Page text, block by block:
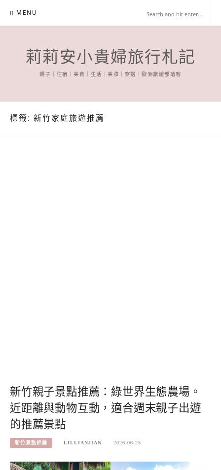
content
MENU
莉莉安小貴婦旅行札記
親子｜住宿｜美食｜生活｜美妝｜穿搭｜歐洲旅遊部落客
標籤: 新竹家庭旅遊推薦
新竹親子景點推薦：綠世界生態農場。
近距離與動物互動，適合週末親子出遊
的推薦景點
新竹景點推薦 LILLIANJIAN 2026-06-25